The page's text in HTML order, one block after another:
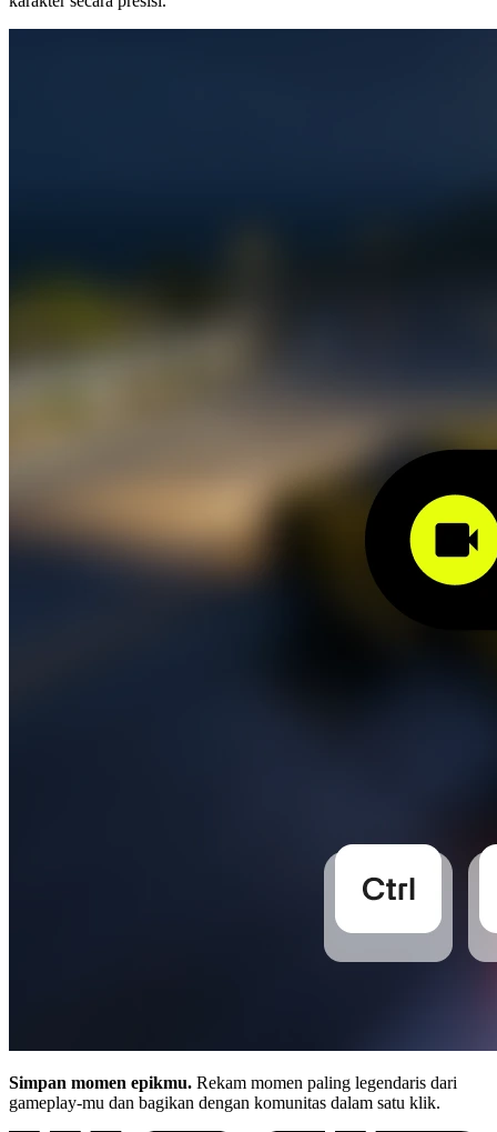
Simpan momen epikmu. Rekam momen paling legendaris dari
gameplay-mu dan bagikan dengan komunitas dalam satu klik.